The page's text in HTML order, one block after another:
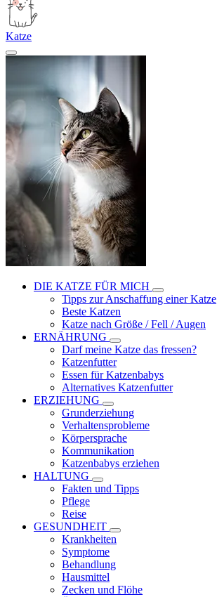
Katze
DIE KATZE FÜR MICH
Tipps zur Anschaffung einer Katze
Beste Katzen
Katze nach Größe / Fell / Augen
ERNÄHRUNG
Darf meine Katze das fressen?
Katzenfutter
Essen für Katzenbabys
Alternatives Katzenfutter
ERZIEHUNG
Grunderziehung
Verhaltensprobleme
Körpersprache
Kommunikation
Katzenbabys erziehen
HALTUNG
Fakten und Tipps
Pflege
Reise
GESUNDHEIT
Krankheiten
Symptome
Behandlung
Hausmittel
Zecken und Flöhe